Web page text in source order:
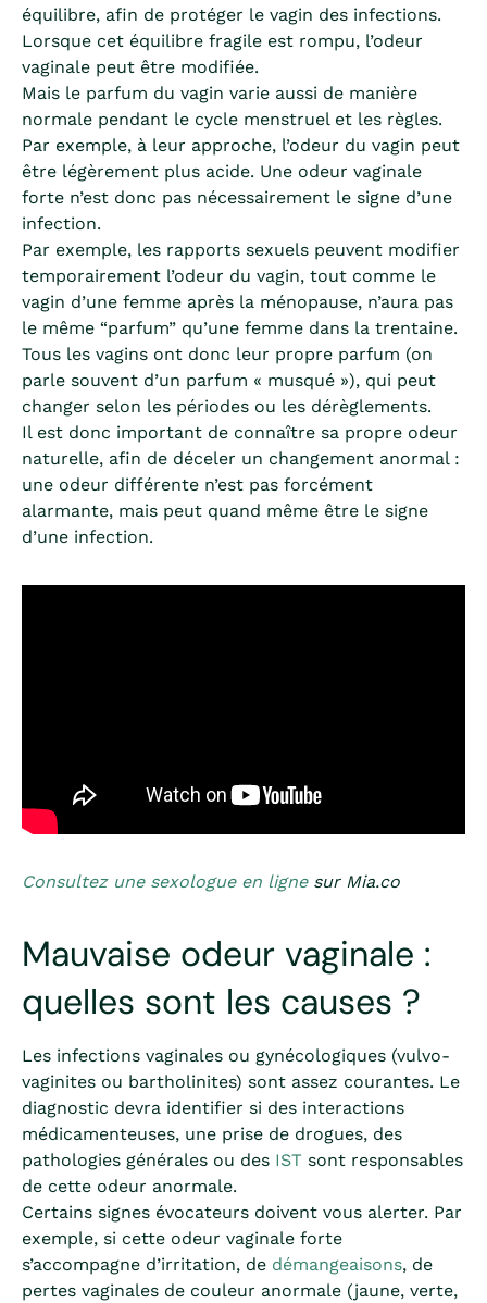
équilibre, afin de protéger le vagin des infections.
Lorsque cet équilibre fragile est rompu, l’odeur
vaginale peut être modifiée.
Mais le parfum du vagin varie aussi de manière
normale pendant le cycle menstruel et les règles.
Par exemple, à leur approche, l’odeur du vagin peut
être légèrement plus acide. Une odeur vaginale
forte n’est donc pas nécessairement le signe d’une
infection.
Par exemple, les rapports sexuels peuvent modifier
temporairement l’odeur du vagin, tout comme le
vagin d’une femme après la ménopause, n’aura pas
le même “parfum” qu’une femme dans la trentaine.
Tous les vagins ont donc leur propre parfum (on
parle souvent d’un parfum « musqué »), qui peut
changer selon les périodes ou les dérèglements.
Il est donc important de connaître sa propre odeur
naturelle, afin de déceler un changement anormal :
une odeur différente n’est pas forcément
alarmante, mais peut quand même être le signe
d’une infection.
Consultez une sexologue en lignesur Mia.co
Mauvaise odeur vaginale :
quelles sont les causes ?
Les infections vaginales ou gynécologiques (vulvo-
vaginites ou bartholinites) sont assez courantes. Le
diagnostic devra identifier si des interactions
médicamenteuses, une prise de drogues, des
pathologies générales ou des IST sont responsables
de cette odeur anormale.
Certains signes évocateurs doivent vous alerter. Par
exemple, si cette odeur vaginale forte
s’accompagne d’irritation, de démangeaisons, de
pertes vaginales de couleur anormale (jaune, verte,